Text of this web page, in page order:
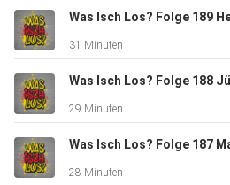
dem Basketballplatz verbracht.
Eine Podcast Videoshow, die auf
bekannten Streaming/Podcast-
Wissenswertes. Interessantes aus
ca. eine halbe Stunde; interessant,
31 Minuten
29 Minuten
28 Minuten